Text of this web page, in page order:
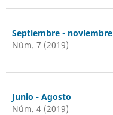
Septiembre - noviembre
Núm. 7 (2019)
Junio - Agosto
Núm. 4 (2019)